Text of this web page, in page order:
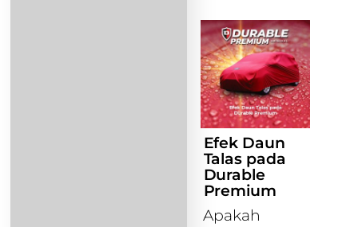
Efek Daun
Talas pada
Durable
Premium
Apakah